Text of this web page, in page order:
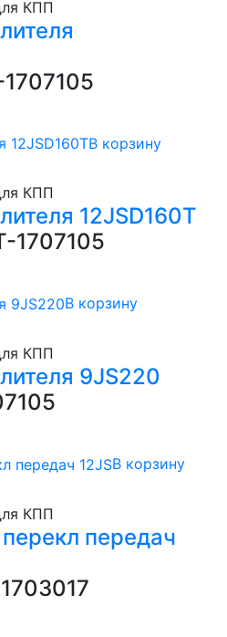
КПП
В корзину
КПП
12JSD160T
1707105
В корзину
КПП
9JS220
В корзину
КПП
передач